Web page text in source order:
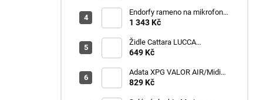
Endorfy rameno na mikrofon
Broadcast Low Profile Boom
hlava / černý
1 343 Kč
Židle Cattara LUCCA
kempingová skládací modrá
649 Kč
Adata XPG VALOR AIR/Midi
Tower/Transpar./Černá
829 Kč